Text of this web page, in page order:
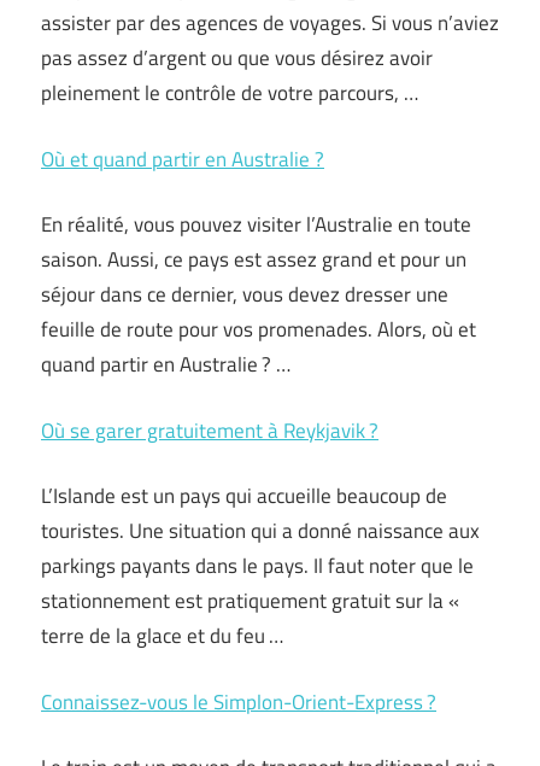
assister par des agences de voyages. Si vous n’aviez
pas assez d’argent ou que vous désirez avoir
pleinement le contrôle de votre parcours, …
Où et quand partir en Australie ?
En réalité, vous pouvez visiter l’Australie en toute
saison. Aussi, ce pays est assez grand et pour un
séjour dans ce dernier, vous devez dresser une
feuille de route pour vos promenades. Alors, où et
quand partir en Australie ? …
Où se garer gratuitement à Reykjavik ?
L’Islande est un pays qui accueille beaucoup de
touristes. Une situation qui a donné naissance aux
parkings payants dans le pays. Il faut noter que le
stationnement est pratiquement gratuit sur la «
terre de la glace et du feu …
Connaissez-vous le Simplon-Orient-Express ?